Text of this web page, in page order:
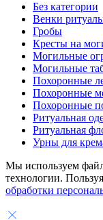
Без категории
Венки
Гробы
Кресты на
Могильные
Могильные
Похоронные
Похоронные
Похоронные
Ритуальная
Ритуальная
Урны для
Мы используем
технологии.
обработки